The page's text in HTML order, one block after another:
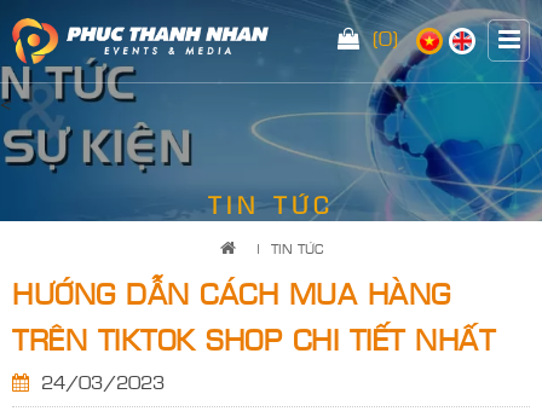
(0)
<
TIN TỨC
| TIN TỨC
HƯỚNG DẪN CÁCH MUA HÀNG
TRÊN TIKTOK SHOP CHI TIẾT NHẤT
24/03/2023